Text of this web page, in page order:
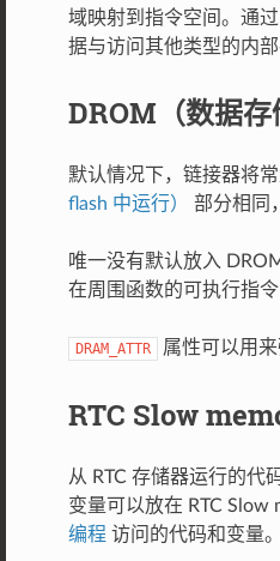
域映射到指令空间。通
据与访问其他类型的内部
DROM（数据存
默认情况下，链接器将
flash 中运行）
部分相同
唯一没有默认放入
在周围函数的可执行指令
DRAM_ATTR 属性可以用
RTC Slow
从 RTC 存储器运行的代
变量可以放在 RTC Slow
编程 访问的代码和变量。